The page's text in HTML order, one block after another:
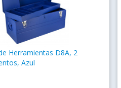
Herramientas D8A, 2
Azul